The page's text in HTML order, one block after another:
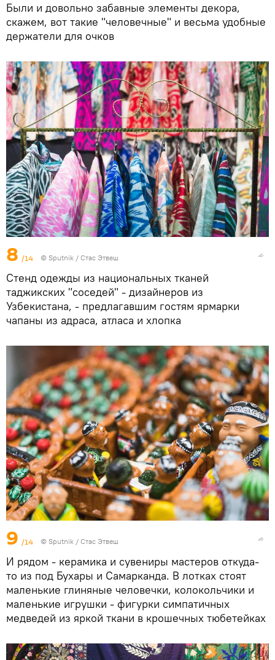
Были и довольно забавные элементы декора,
скажем, вот такие "человечные" и весьма удобные
держатели для очков
8 /14 © Sputnik / Стас Этвеш
Стенд одежды из национальных тканей
таджикских "соседей" - дизайнеров из
Узбекистана, - предлагавшим гостям ярмарки
чапаны из адраса, атласа и хлопка
9 /14 © Sputnik / Стас Этвеш
И рядом - керамика и сувениры мастеров откуда-
то из под Бухары и Самарканда. В лотках стоят
маленькие глиняные человечки, колокольчики и
маленькие игрушки - фигурки симпатичных
медведей из яркой ткани в крошечных тюбетейках